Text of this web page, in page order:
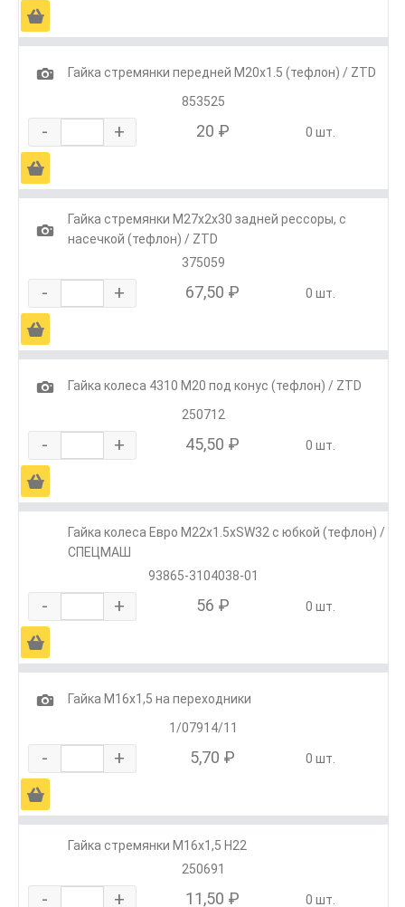
Ä
1
Гайка стремянки передней М20х1.5 (тефлон) / ZTD
853525
- + 20 ₽ 0 шт.
Ä
1
Гайка стремянки М27х2х30 задней рессоры, с
насечкой (тефлон) / ZTD
375059
- + 67,50 ₽ 0 шт.
Ä
1
Гайка колеса 4310 М20 под конус (тефлон) / ZTD
250712
- + 45,50 ₽ 0 шт.
Ä
Гайка колеса Евро М22х1.5хSW32 с юбкой (тефлон) /
СПЕЦМАШ
93865-3104038-01
- + 56 ₽ 0 шт.
Ä
1
Гайка М16х1,5 на переходники
1/07914/11
- + 5,70 ₽ 0 шт.
Ä
Гайка стремянки М16х1,5 Н22
250691
- + 11,50 ₽ 0 шт.